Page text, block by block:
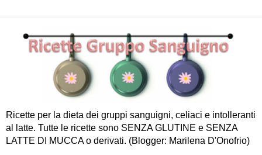
Ricette per la dieta dei gruppi sanguigni, celiaci e intolleranti
al latte. Tutte le ricette sono SENZA GLUTINE e SENZA
LATTE DI MUCCA o derivati. (Blogger: Marilena D'Onofrio)